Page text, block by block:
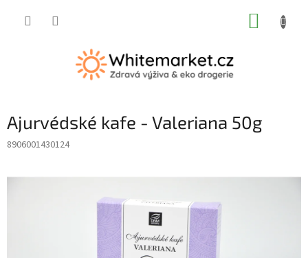
Ajurvédské kafe - Valeriana 50g
8906001430124